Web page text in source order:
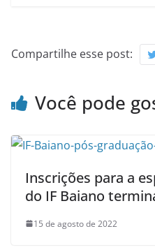
Compartilhe esse post:
Você pode
Inscrições para a
do IF Baiano
15 de agosto de 2022